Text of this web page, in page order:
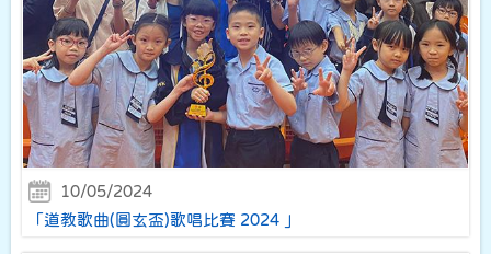
10/05/2024
「道教歌曲(圓玄盃)歌唱比賽 2024 」